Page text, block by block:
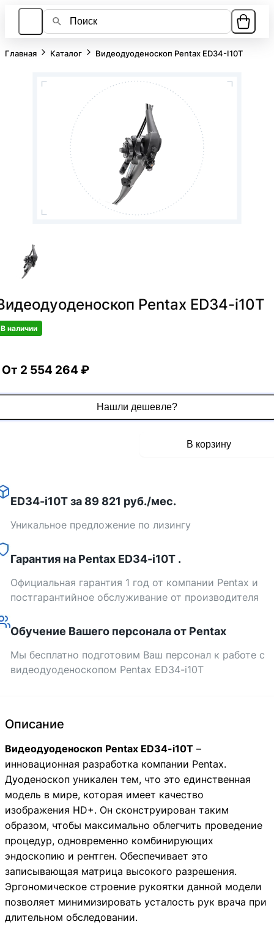
Каталог
О компании
Ответы на вопросы
Контакты
Новости
8 951 800-80-27
Главная Каталог Видеодуоденоскоп Pentax ED34-I10T
Описание
Видеодуоденоскоп Pentax ED34-i10T –
инновационная разработка компании Pentax.
Дуоденоскоп уникален тем, что это единственная
модель в мире, которая имеет качество
изображения HD+. Он сконструирован таким
образом, чтобы максимально облегчить проведение
процедур, одновременно комбинирующих
эндоскопию и рентген. Обеспечивает это
записывающая матрица высокого разрешения.
Эргономическое строение рукоятки данной модели
позволяет минимизировать усталость рук врача при
длительном обследовании.
Pentax ED34-i10T
В наличии
От 2 554 264 ₽
Нашли дешевле?
83e2-4420-a733-7baaaa35a3efВ корзину
ED34-i10T за 89 821 руб./мес.
Уникальное предложение по лизингу
Гарантия на Pentax ED34-i10T .
Официальная гарантия 1 год от компании Pentax и
постгарантийное обслуживание от производителя
Обучение Вашего персонала от Pentax
Мы бесплатно подготовим Ваш персонал к работе с
видеодуоденоскопом Pentax ED34-i10T